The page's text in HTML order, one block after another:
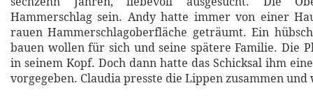
Hammerschlag sein. Andy hatte immer von einer
rauen Hammerschlagoberfläche geträumt. Ein
bauen wollen für sich und seine spätere Familie. Die
in seinem Kopf. Doch dann hatte das Schicksal ihm
vorgegeben. Claudia presste die Lippen zusammen und